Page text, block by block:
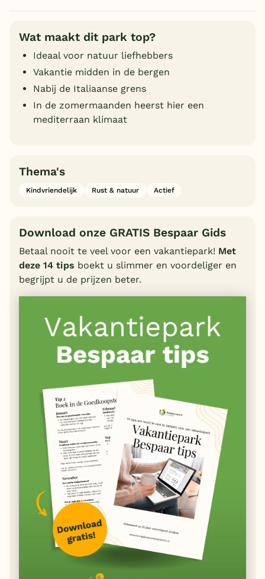
Wat maakt dit park top?
Ideaal voor natuur liefhebbers
Vakantie midden in de bergen
Nabij de Italiaanse grens
In de zomermaanden heerst hier een
mediterraan klimaat
Thema's
Kindvriendelijk Rust & natuur Actief
Download onze GRATIS Bespaar Gids
Betaal nooit te veel voor een vakantiepark! Met
deze 14 tips boekt u slimmer en voordeliger en
begrijpt u de prijzen beter.